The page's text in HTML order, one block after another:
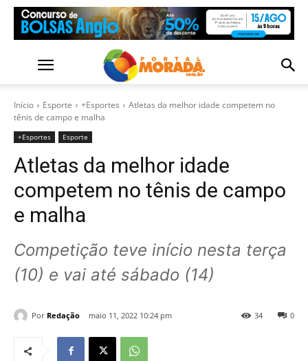
Início Esporte +Esportes
Atletas da melhor idade competem no
tênis de campo e malha
+Esportes Esporte
Atletas da melhor idade
competem no tênis de campo
e malha
Competição teve início nesta terça
(10) e vai até sábado (14)
Por Redação maio 11, 2022 10:24 pm 0
34